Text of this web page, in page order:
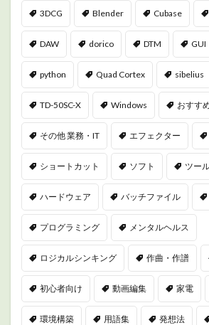
3DCG Blender Cubase
DAW dorico DTM GUI
python Quad Cortex sibelius
TD-50SC-X Windows おすす
その他 業務・IT エフェクター
ショートカット ソフト ツー
ハードウェア バッチファイル
プログラミング メンタルヘルス
ロジカルシンキング 作曲・作譜
初心者向け 動画編集 家電
環境構築 用語集 発想法